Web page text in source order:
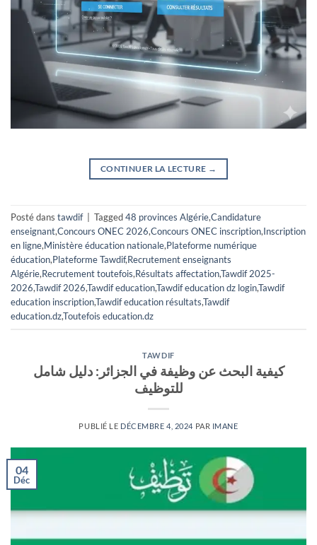
CONTINUER LA LECTURE →
Posté dans tawdif Tagged48 provinces Algérie,Candidature
enseignant,Concours ONEC 2026,Concours ONEC inscription,Inscription
en ligne,Ministère éducation nationale,Plateforme numérique
éducation,Plateforme Tawdif,Recrutement enseignants
Algérie,Recrutement toutefois,Résultats affectation,Tawdif 2025-
2026,Tawdif 2026,Tawdif education,Tawdif education dz login,Tawdif
education inscription,Tawdif education résultats,Tawdif
education.dz,Toutefois education.dz
TAWDIF
كيفية البحث عن وظيفة في الجزائر: دليل شامل
للتوظيف
PUBLIÉ LE DÉCEMBRE 4, 2024 PAR IMANE
04
Déc